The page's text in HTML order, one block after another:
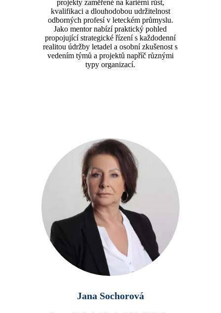
projekty zaměřené na kariérní růst,
kvalifikaci a dlouhodobou udržitelnost
odborných profesí v leteckém průmyslu.
Jako mentor nabízí praktický pohled
propojující strategické řízení s každodenní
realitou údržby letadel a osobní zkušenost s
vedením týmů a projektů napříč různými
typy organizací.
Jana Sochorová